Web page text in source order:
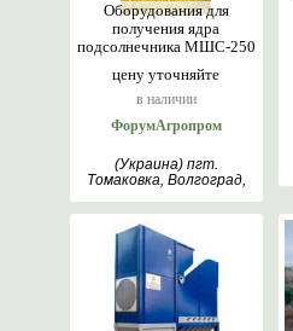
цену уточняйте
в наличии
Оборудования для
получения ядра
подсолнечника МШС-250
ФорумАгропром
(Украина) пгт.
Томаковка, Волгоград,
Днепр